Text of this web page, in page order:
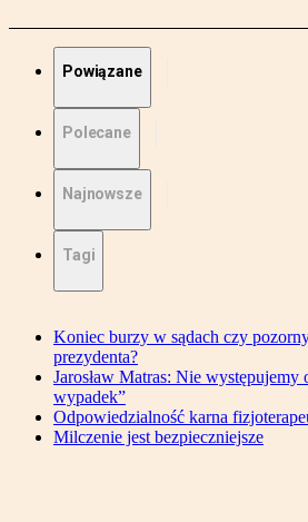
Powiązane
Polecane
Najnowsze
Tagi
Koniec burzy w sądach czy
prezydenta?
Jarosław Matras: Nie
wypadek”
Odpowiedzialność karna
Milczenie jest bezpieczniejsze